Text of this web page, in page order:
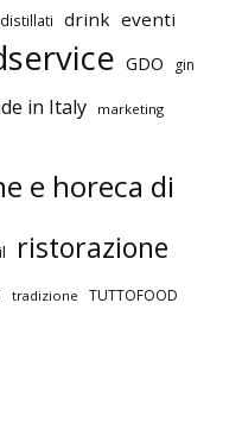
distillati drink eventi
GDO gin
in Italy marketing
e horeca di
ristorazione
tradizione TUTTOFOOD